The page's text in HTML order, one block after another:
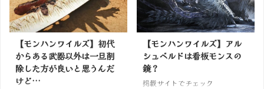
【モンハンワイルズ】初代
からある武器以外は一旦削
除した方が良いと思うんだ
けど…
【モンハンワイルズ】アル
シュベルドは看板モンスの
鏡？
掲載サイトでチェック